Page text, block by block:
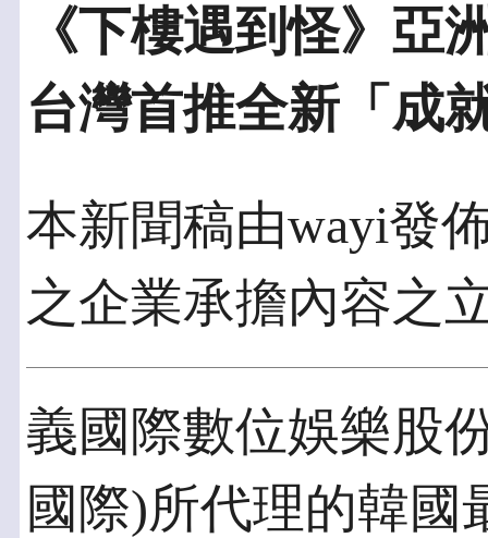
《下樓遇到怪》亞
台灣首推全新「成
本新聞稿由wayi發
之企業承擔內容之
義國際數位娛樂股
國際)所代理的韓國